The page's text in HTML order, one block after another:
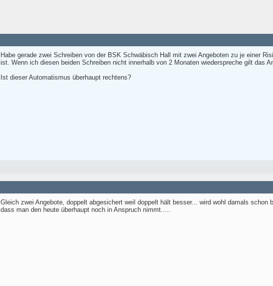
Habe gerade zwei Schreiben von der BSK Schwäbisch Hall mit zwei Angeboten zu je einer
ist. Wenn ich diesen beiden Schreiben nicht innerhalb von 2 Monaten wiederspreche gilt das
Ist dieser Automatismus überhaupt rechtens?
Gleich zwei Angebote, doppelt abgesichert weil doppelt hält besser... wird wohl damals
dass man den heute überhaupt noch in Anspruch nimmt.....